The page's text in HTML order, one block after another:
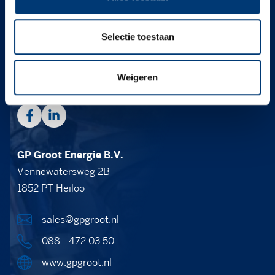
Selectie toestaan
Weigeren
Van Kessel ontwikkeld, geproduceerd en
gedistribueerd. Voor deskundig advies, leveringen of
andere vragen kun je contact opnemen met:
GP Groot Energie B.V.
Vennewatersweg 2B
1852 PT Heiloo
sales@gpgroot.nl
088 - 472 03 50
www.gpgroot.nl